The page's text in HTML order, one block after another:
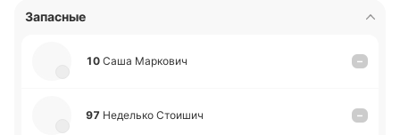
Запасные
10 Саша Ма­рко­вич –
97 Не­де­лько Стои­шич –